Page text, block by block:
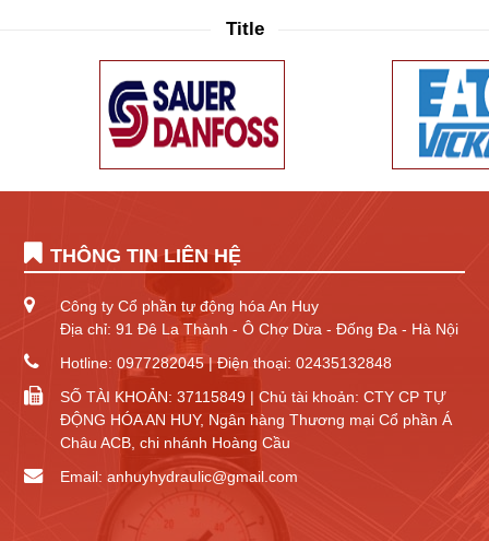
Title
THÔNG TIN LIÊN HỆ
Công ty Cổ phần tự động hóa An Huy
Địa chỉ: 91 Đê La Thành - Ô Chợ Dừa - Đống Đa - Hà Nội
Hotline: 0977282045 | Điện thoại: 02435132848
SỐ TÀI KHOẢN: 37115849 | Chủ tài khoản: CTY CP TỰ
ĐỘNG HÓA AN HUY, Ngân hàng Thương mại Cổ phần Á
Châu ACB, chi nhánh Hoàng Cầu
Email: anhuyhydraulic@gmail.com